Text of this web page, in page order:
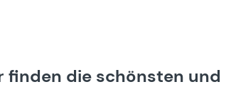
finden die schönsten